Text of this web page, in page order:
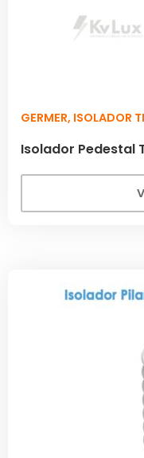
GERMER, ISOLADOR
Isolador Pedestal